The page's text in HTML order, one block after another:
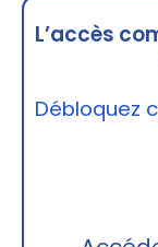
L’accès
Débloquez